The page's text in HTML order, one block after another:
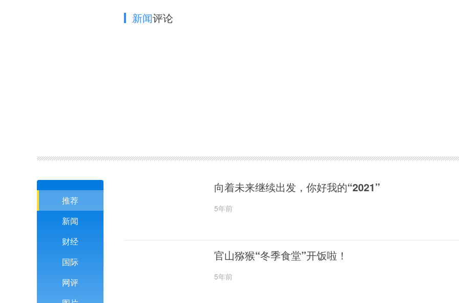
新闻评论
推荐
新闻
财经
国际
网评
向着未来继续出发，你好我的“2021”
5年前
官山猕猴“冬季食堂”开饭啦！
5年前